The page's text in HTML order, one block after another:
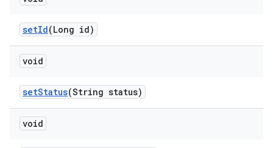
setId(Long id)
void
setStatus(String status)
void